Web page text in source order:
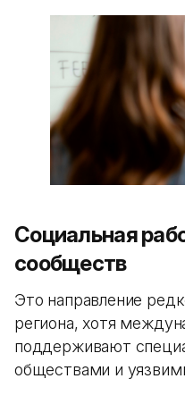
Социальная
сообществ
Это направление
региона, хотя
поддерживают
обществами и